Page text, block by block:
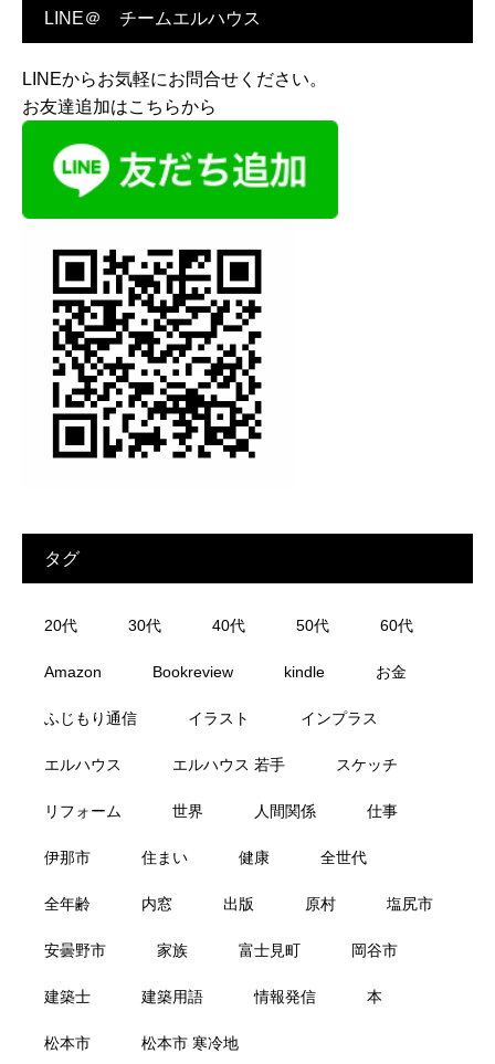
LINE＠ チームエルハウス
LINEからお気軽にお問合せください。
お友達追加はこちらから
タグ
20代 30代 40代 50代 60代
Amazon Bookreview kindle お金
ふじもり通信 イラスト インプラス
エルハウス エルハウス 若手 スケッチ
リフォーム 世界 人間関係 仕事
伊那市 住まい 健康 全世代
全年齢 内窓 出版 原村 塩尻市
安曇野市 家族 富士見町 岡谷市
建築士 建築用語 情報発信 本
松本市 松本市 寒冷地